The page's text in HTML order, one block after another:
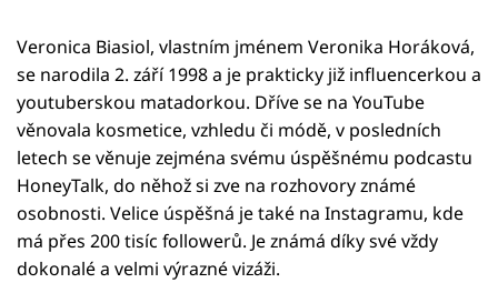
Veronica Biasiol, vlastním jménem Veronika Horáková,
se narodila 2. září 1998 a je prakticky již influencerkou a
youtuberskou matadorkou. Dříve se na YouTube
věnovala kosmetice, vzhledu či módě, v posledních
letech se věnuje zejména svému úspěšnému podcastu
HoneyTalk, do něhož si zve na rozhovory známé
osobnosti. Velice úspěšná je také na Instagramu, kde
má přes 200 tisíc followerů. Je známá díky své vždy
dokonalé a velmi výrazné vizáži.